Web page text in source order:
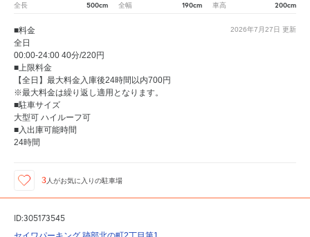
全長 500cm 全幅 190cm 車高 200cm
2026年7月27日 更新
■料金
全日
00:00-24:00 40分/220円
■上限料金
【全日】最大料金入庫後24時間以内700円
※最大料金は繰り返し適用となります。
■駐車サイズ
大型可 ハイルーフ可
■入出庫可能時間
24時間
3人がお気に入りの駐車場
ID:305173545